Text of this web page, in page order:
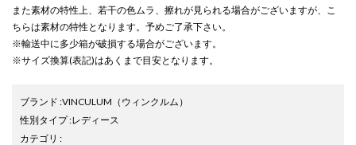
また素材の特性上、若干の色ムラ、擦れが見られる場合がございますが、こ
ちらは素材の特性となります。予めご了承下さい。
※輸送中に多少箱が破損する場合がございます。
※サイズ換算(表記)はあくまで目安となります。
ブランド :VINCULUM （ウィンクルム）
性別タイプ:レディース
カテゴリ :